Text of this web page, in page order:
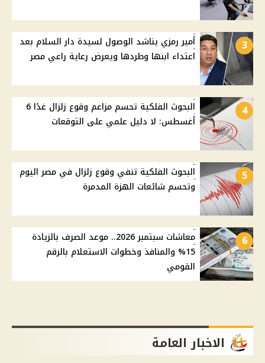
3
أمير رمزي يناشد الوصول لسيدة دار السلام بعد
اعتداء ابنها وطردها ويعرض رعاية راعي مصر
4
البحوث الفلكية تحسم مزاعم وقوع زلزال غدًا 6
أغسطس: لا دليل علمي على التوقعات
5
البحوث الفلكية تنفي وقوع زلزال في مصر اليوم
وتحسم شائعات الهزة المدمرة
6
معاشات سبتمبر 2026.. موعد الصرف بالزيادة
15% والمنافذ وخطوات الاستعلام بالرقم
القومي
الاخبار العامة